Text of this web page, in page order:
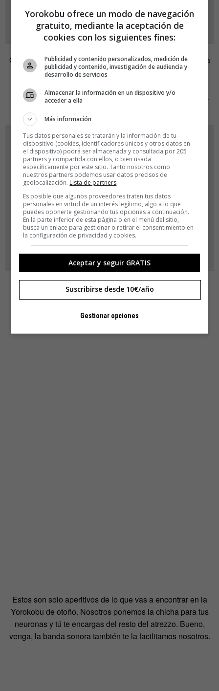
O planea tu próximo viaje. Aquí va una idea: te llevamos a
Lemans, esa ciudad francesa que todos asociamos a un
más. Ahora apuesta por aparcar el coche y facilitar que la
Estos son solo aperitivos de lo que vas a encontrar en la
Yorokobu de otoño. Nosotros ponemos la chicha para tus
neuronas y tú te encargas del resto del atrezzo. Bueno,
venga, la banda sonora también te la facilitamos nosotros.
Yorokobu ofrece un modo de navegación
gratuito, mediante la aceptación de
cookies con los siguientes fines:
Publicidad y contenido personalizados, medición de
publicidad y contenido, investigación de audiencia y
desarrollo de servicios
Almacenar la información en un dispositivo y/o
acceder a ella
Más información
Tus datos personales se tratarán y la información de tu
dispositivo (cookies, identificadores únicos y otros datos en
el dispositivo) podrá ser almacenada y consultada por 205
partners y compartida con ellos, o bien usada
específicamente por este sitio. Tanto nosotros como
nuestros partners podemos usar datos precisos de
geolocalización. Lista de partners.
Es posible que algunos proveedores traten tus datos
personales en virtud de un interés legítimo, algo a lo que
puedes oponerte gestionando tus opciones a continuación.
En la parte inferior de esta página o en el menú del sitio,
busca un enlace para gestionar o retirar el consentimiento en
la configuración de privacidad y cookies.
Aceptar y seguir GRATIS
Suscribirse desde 10€/año
Gestionar opciones